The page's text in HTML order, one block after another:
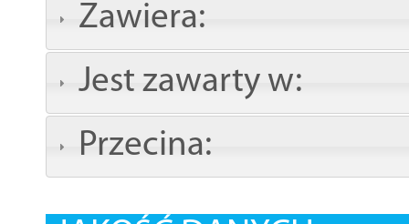
Zawiera:
Jest zawarty w:
Przecina: